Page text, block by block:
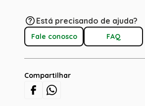
Está precisando de ajuda?
Fale conosco FAQ
Compartilhar